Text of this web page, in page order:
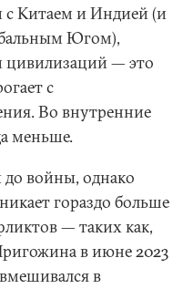
Китаем и Индией (и
Югом),
цивилизаций — это
с
Во внутренние
меньше.
до войны, однако
гораздо больше
— таких как,
в июне 2023
в